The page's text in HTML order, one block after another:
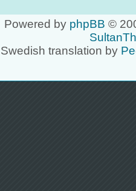
Powered by phpBB ©
Swedish translation by